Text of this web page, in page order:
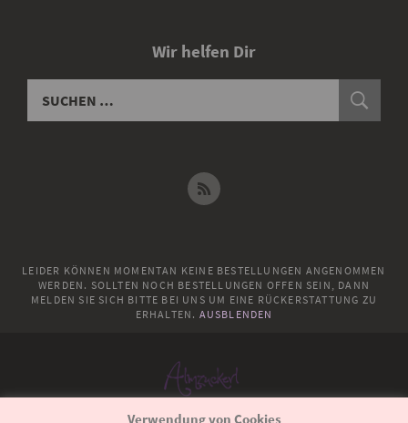
Wir helfen Dir
LEIDER KÖNNEN MOMENTAN KEINE BESTELLUNGEN ANGENOMMEN
WERDEN. SOLLTEN NOCH BESTELLUNGEN OFFEN SEIN, DANN
MELDEN SIE SICH BITTE BEI UNS UM EINE RÜCKERSTATTUNG ZU
ERHALTEN. AUSBLENDEN
Verwendung von Cookies